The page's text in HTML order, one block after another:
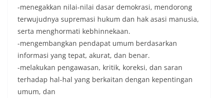
-menegakkan nilai-nilai dasar demokrasi, mendorong
terwujudnya supremasi hukum dan hak asasi manusia,
serta menghormati kebhinnekaan.
-mengembangkan pendapat umum berdasarkan
informasi yang tepat, akurat, dan benar.
-melakukan pengawasan, kritik, koreksi, dan saran
terhadap hal-hal yang berkaitan dengan kepentingan
umum, dan